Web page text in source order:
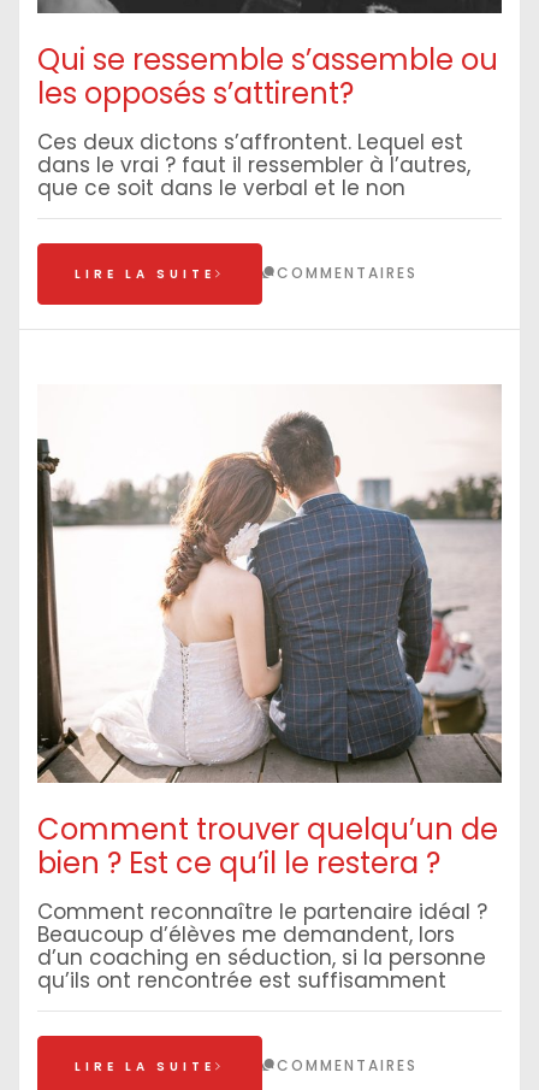
Qui se ressemble s’assemble ou
les opposés s’attirent?
Ces deux dictons s’affrontent. Lequel est
dans le vrai ? faut il ressembler à l’autres,
que ce soit dans le verbal et le non
LIRE LA SUITE COMMENTAIRES
Comment trouver quelqu’un de
bien ? Est ce qu’il le restera ?
Comment reconnaître le partenaire idéal ?
Beaucoup d’élèves me demandent, lors
d’un coaching en séduction, si la personne
qu’ils ont rencontrée est suffisamment
LIRE LA SUITE COMMENTAIRES